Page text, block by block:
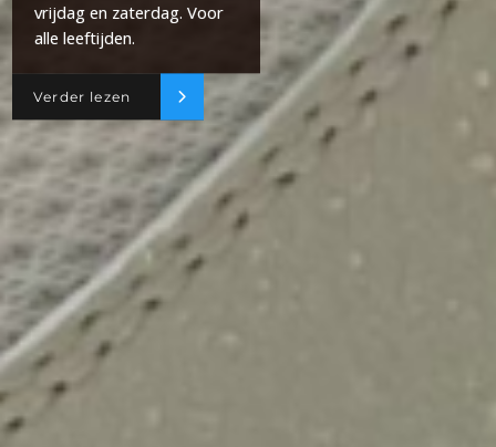
vrijdag en zaterdag. Voor
alle leeftijden.
Verder lezen